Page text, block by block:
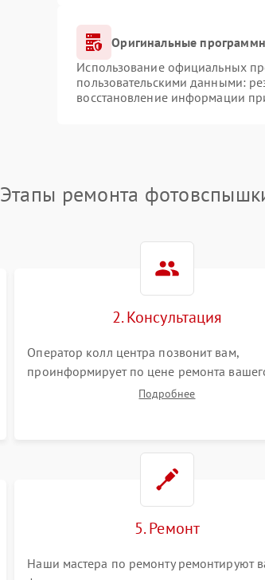
Оригинальные
Использование официальных
пользовательскими данными:
восстановление информации
Этапы ремонта
2. Консультация
Оператор колл центра позвонит вам,
проинформирует по цене ремонта
фотовспышки а также ответит на все ваши
Подробнее
5. Ремонт
Наши мастера по ремонту ремонтируют